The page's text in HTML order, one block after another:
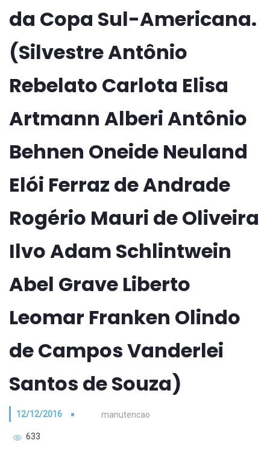
da Copa Sul-Americana.
(Silvestre Antônio
Rebelato Carlota Elisa
Artmann Alberi Antônio
Behnen Oneide Neuland
Elói Ferraz de Andrade
Rogério Mauri de Oliveira
Ilvo Adam Schlintwein
Abel Grave Liberto
Leomar Franken Olindo
de Campos Vanderlei
Santos de Souza)
12/12/2016 manutencao
633